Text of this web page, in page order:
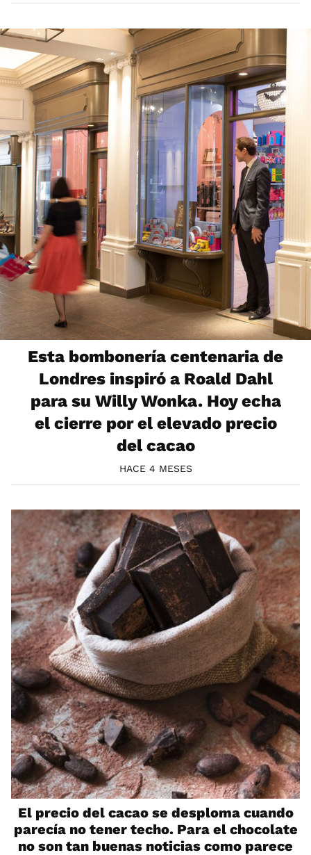
Esta bombonería centenaria de
Londres inspiró a Roald Dahl
para su Willy Wonka. Hoy echa
el cierre por el elevado precio
del cacao
HACE 4 MESES
El precio del cacao se desploma cuando
parecía no tener techo. Para el chocolate
no son tan buenas noticias como parece